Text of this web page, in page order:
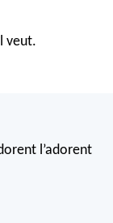
veut.
l’adorent